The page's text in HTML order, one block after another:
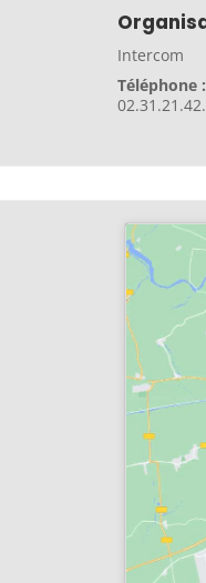
Intercom
Téléphone :